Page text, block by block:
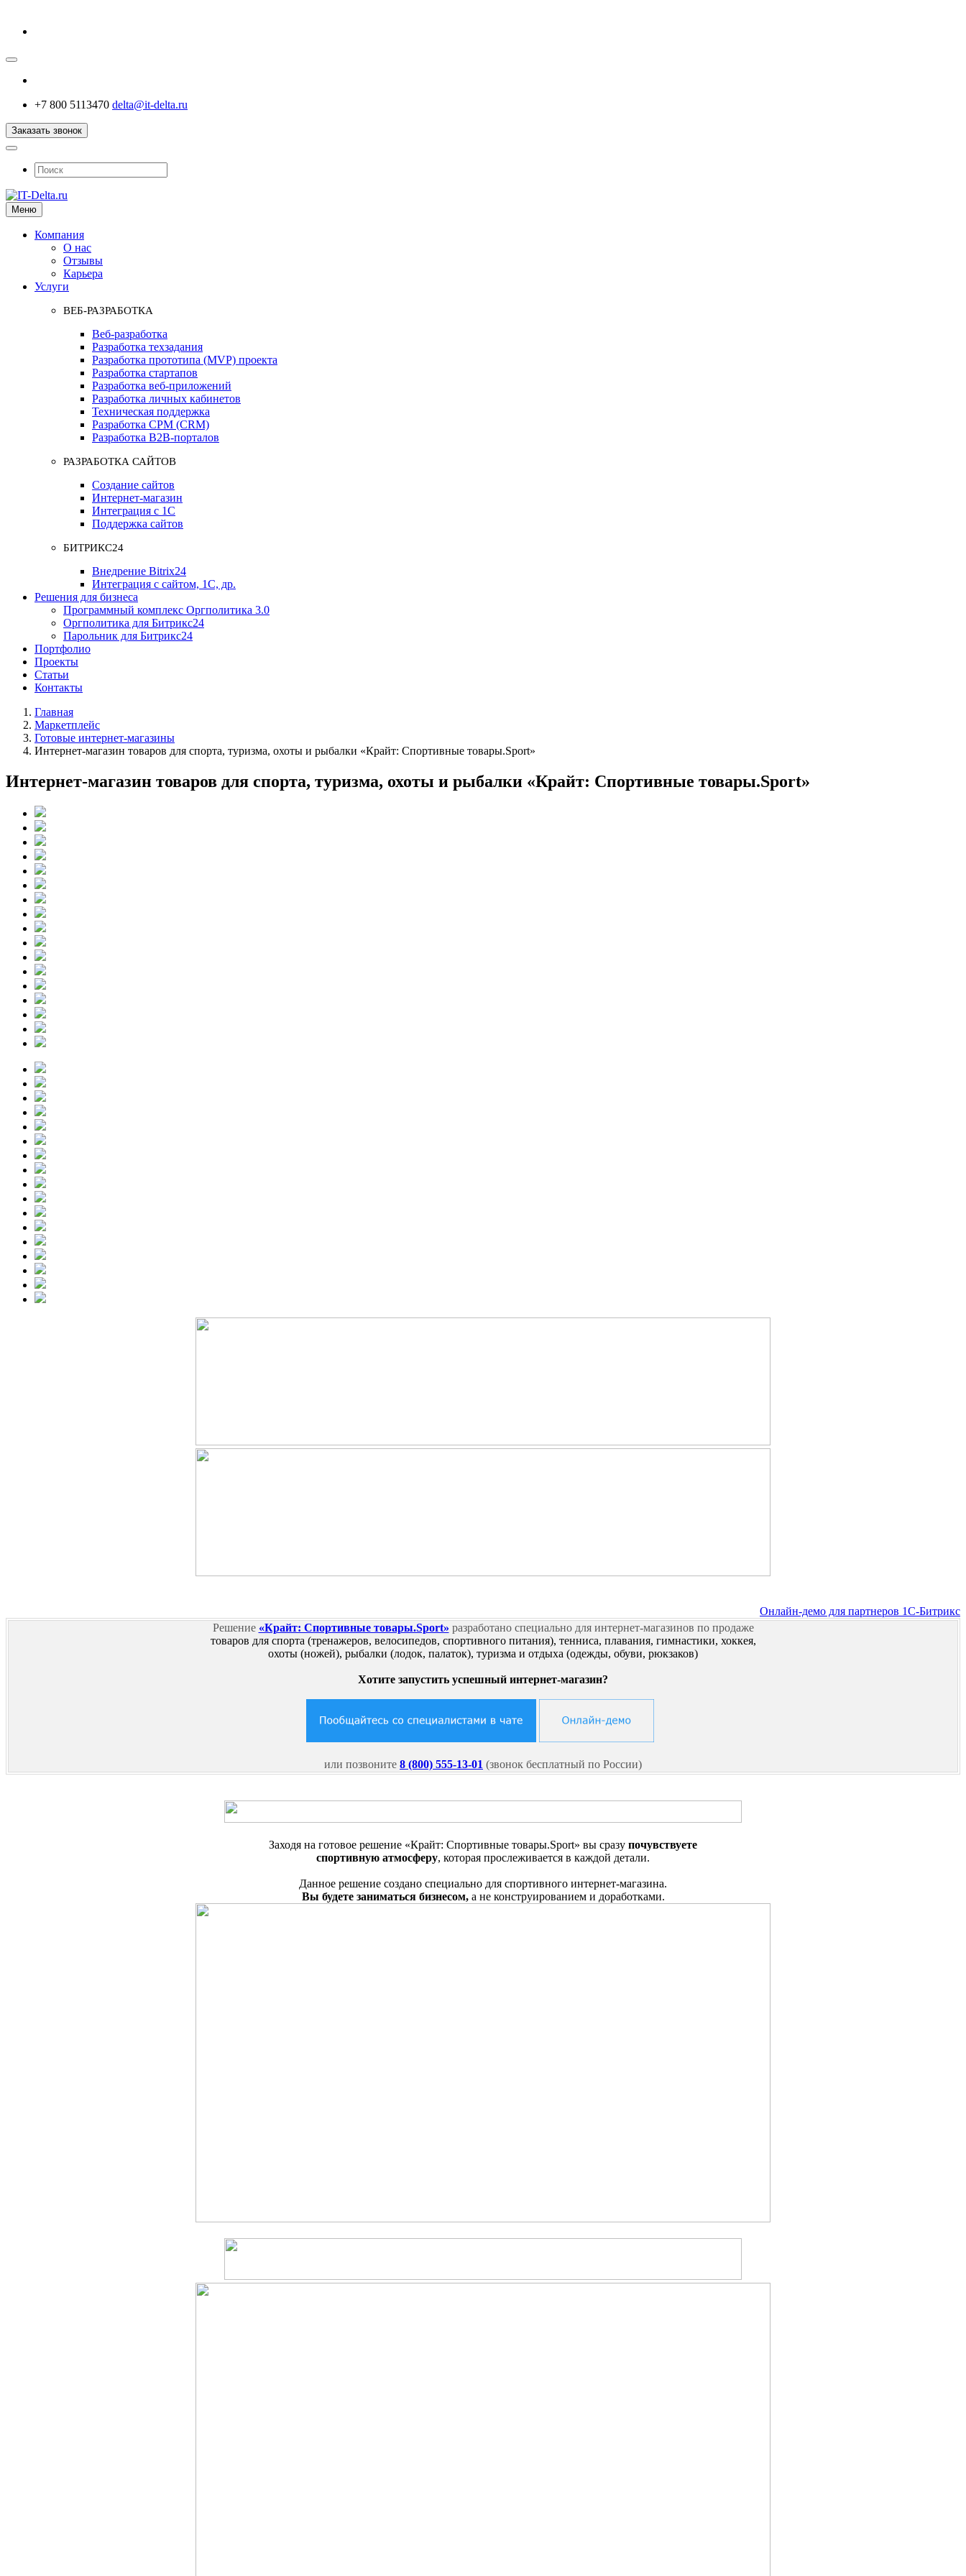
+7 800 5113470 delta@it-delta.ru
Заказать звонок
Меню
Компания
О нас
Отзывы
Карьера
Услуги
ВЕБ-РАЗРАБОТКА
Веб-разработка
Разработка техзадания
Разработка прототипа (MVP) проекта
Разработка стартапов
Разработка веб-приложений
Разработка личных кабинетов
Техническая поддержка
Разработка СРМ (CRM)
Разработка B2B-порталов
РАЗРАБОТКА САЙТОВ
Создание сайтов
Интернет-магазин
Интеграция с 1С
Поддержка сайтов
БИТРИКС24
Внедрение Bitrix24
Интеграция с сайтом, 1С, др.
Решения для бизнеса
Программный комплекс Оргполитика 3.0
Оргполитика для Битрикс24
Парольник для Битрикс24
Портфолио
Проекты
Статьи
Контакты
Главная
Маркетплейс
Готовые интернет-магазины
Интернет-магазин товаров для спорта, туризма, охоты и рыбалки «Крайт: Спортивные товары.Sport»
Интернет-магазин товаров для спорта, туризма, охоты и рыбалки «Крайт: Спортивные товары.Sport»
Онлайн-демо для партнеров 1С-Битрикс
Решение «Крайт: Спортивные товары.Sport» разработано специально для интернет-магазинов по продаже
товаров для спорта (тренажеров, велосипедов, спортивного питания), тенниса, плавания, гимнастики, хоккея,
охоты (ножей), рыбалки (лодок, палаток), туризма и отдыха (одежды, обуви, рюкзаков)
Хотите запустить успешный интернет-магазин?
или позвоните 8 (800) 555-13-01 (звонок бесплатный по России)
Заходя на готовое решение «Крайт: Спортивные товары.Sport» вы сразу почувствуете
спортивную атмосферу, которая прослеживается в каждой детали.
Данное решение создано специально для спортивного интернет-магазина.
Вы будете заниматься бизнесом,а не конструированием и доработками.